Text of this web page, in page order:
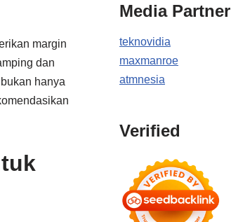
margin
dan
hanya
Media Partner
teknovidia
maxmanroe
atmnesia
Verified